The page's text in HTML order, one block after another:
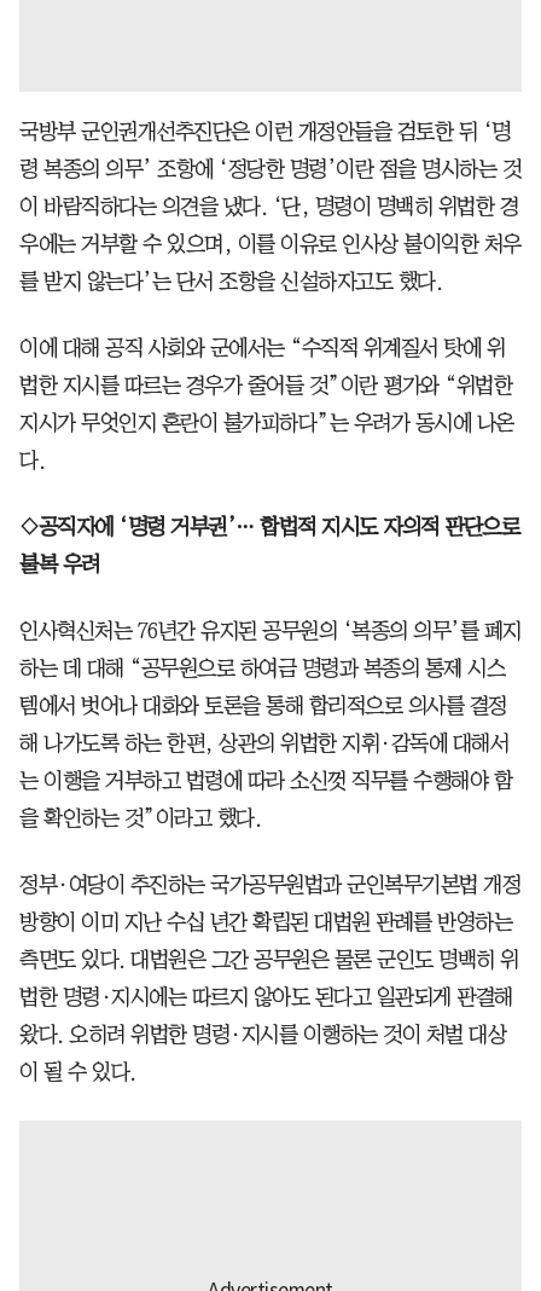
국방부 군인권개선추진단은 이런 개정안들을 검토한 뒤 ‘명
령 복종의 의무’ 조항에 ‘정당한 명령’이란 점을 명시하는 것
이 바람직하다는 의견을 냈다. ‘단, 명령이 명백히 위법한 경
우에는 거부할 수 있으며, 이를 이유로 인사상 불이익한 처우
를 받지 않는다’는 단서 조항을 신설하자고도 했다.
이에 대해 공직 사회와 군에서는 “수직적 위계질서 탓에 위
법한 지시를 따르는 경우가 줄어들 것”이란 평가와 “위법한
지시가 무엇인지 혼란이 불가피하다”는 우려가 동시에 나온
다.
◇공직자에 ‘명령 거부권’… 합법적 지시도 자의적 판단으로
불복 우려
인사혁신처는 76년간 유지된 공무원의 ‘복종의 의무’를 폐지
하는 데 대해 “공무원으로 하여금 명령과 복종의 통제 시스
템에서 벗어나 대화와 토론을 통해 합리적으로 의사를 결정
해 나가도록 하는 한편, 상관의 위법한 지휘·감독에 대해서
는 이행을 거부하고 법령에 따라 소신껏 직무를 수행해야 함
을 확인하는 것”이라고 했다.
정부·여당이 추진하는 국가공무원법과 군인복무기본법 개정
방향이 이미 지난 수십 년간 확립된 대법원 판례를 반영하는
측면도 있다. 대법원은 그간 공무원은 물론 군인도 명백히 위
법한 명령·지시에는 따르지 않아도 된다고 일관되게 판결해
왔다. 오히려 위법한 명령·지시를 이행하는 것이 처벌 대상
이 될 수 있다.